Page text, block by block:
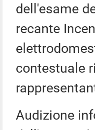
dell'esame
recante
contestuale
Audizione